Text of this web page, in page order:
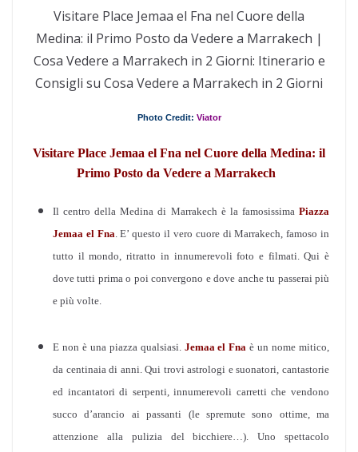
Visitare Place Jemaa el Fna nel Cuore della
Medina: il Primo Posto da Vedere a Marrakech |
Cosa Vedere a Marrakech in 2 Giorni: Itinerario e
Consigli su Cosa Vedere a Marrakech in 2 Giorni
Photo Credit: Viator
Visitare Place Jemaa el Fna nel Cuore della Medina: il
Primo Posto da Vedere a Marrakech
Il centro della Medina di Marrakech è la famosissima Piazza
Jemaa el Fna. E’ questo il vero cuore di Marrakech, famoso in
tutto il mondo, ritratto in innumerevoli foto e filmati. Qui è
dove tutti prima o poi convergono e dove anche tu passerai più
e più volte.
E non è una piazza qualsiasi. Jemaa el Fna è un nome mitico,
da centinaia di anni. Qui trovi astrologi e suonatori, cantastorie
ed incantatori di serpenti, innumerevoli carretti che vendono
succo d’arancio ai passanti (le spremute sono ottime, ma
attenzione alla pulizia del bicchiere…). Uno spettacolo